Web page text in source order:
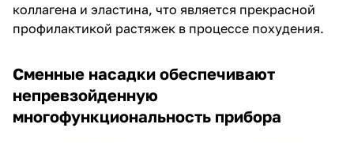
коллагена и эластина, что является прекрасной
профилактикой растяжек в процессе похудения.
Сменные насадки обеспечивают
непревзойденную
многофункциональность прибора